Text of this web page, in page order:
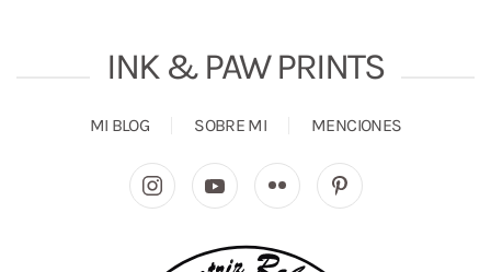
INK & PAW PRINTS
MI BLOG SOBRE MI MENCIONES